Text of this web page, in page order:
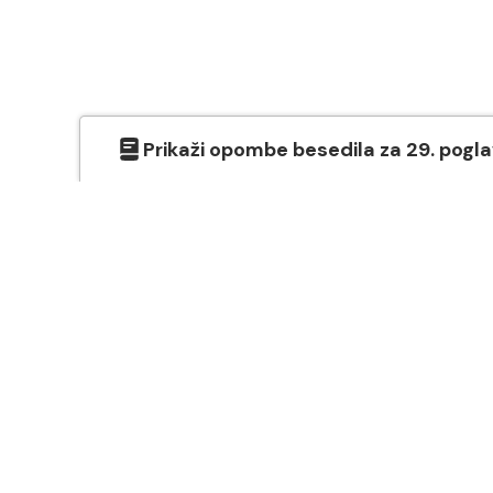
Prikaži opombe besedila za 29.